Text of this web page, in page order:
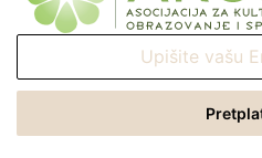
Email